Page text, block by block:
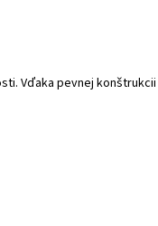
Vďaka pevnej